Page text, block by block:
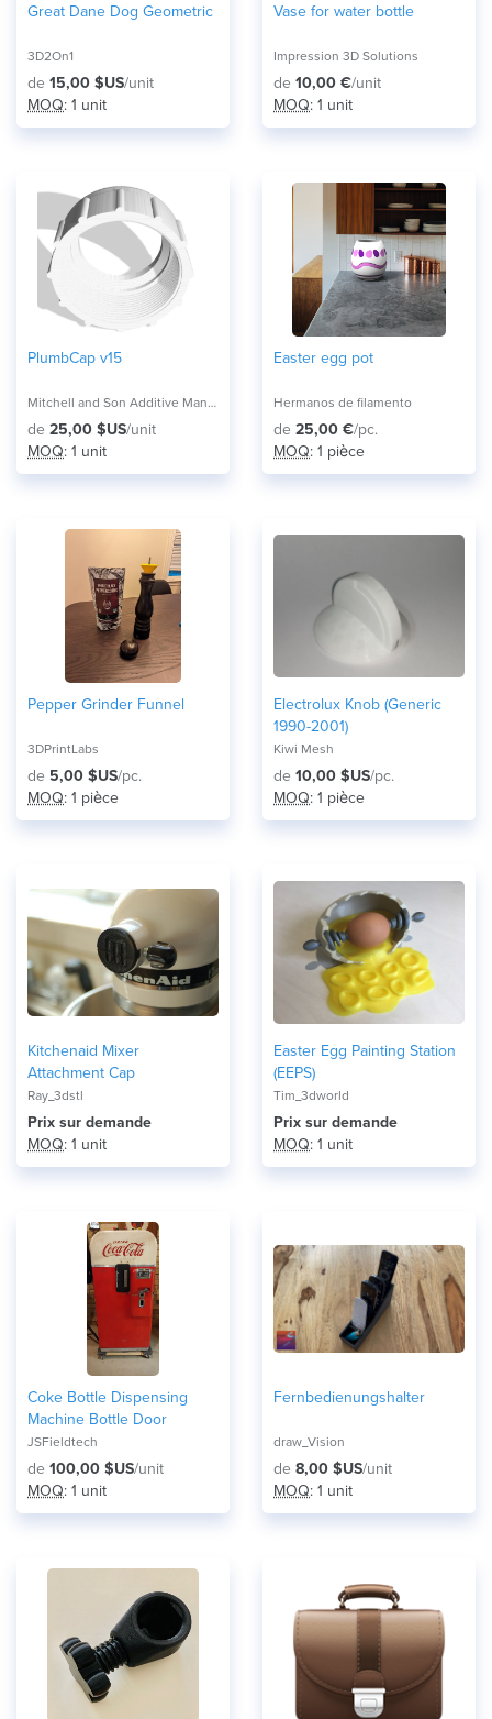
Great Dane Dog Geometric
3D2On1
de 15,00 $US/unit
MOQ: 1 unit
Vase for water bottle
Impression 3D Solutions
de 10,00 €/unit
MOQ: 1 unit
PlumbCap v15
Mitchell and Son Additive Manufacturing
de 25,00 $US/unit
MOQ: 1 unit
Easter egg pot
Hermanos de filamento
de 25,00 €/pc.
MOQ: 1 pièce
Pepper Grinder Funnel
3DPrintLabs
de 5,00 $US/pc.
MOQ: 1 pièce
Electrolux Knob (Generic
1990-2001)
Kiwi Mesh
de 10,00 $US/pc.
MOQ: 1 pièce
Kitchenaid Mixer
Attachment Cap
Ray_3dstl
Prix ​​sur demande
MOQ: 1 unit
Easter Egg Painting Station
(EEPS)
Tim_3dworld
Prix ​​sur demande
MOQ: 1 unit
Coke Bottle Dispensing
Machine Bottle Door
JSFieldtech
de 100,00 $US/unit
MOQ: 1 unit
Fernbedienungshalter
draw_Vision
de 8,00 $US/unit
MOQ: 1 unit